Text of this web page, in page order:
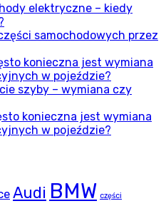
elektryczne – kiedy
samochodowych przez
konieczna jest wymiana
w pojeździe?
szyby – wymiana czy
konieczna jest wymiana
w pojeździe?
Audi BMW części